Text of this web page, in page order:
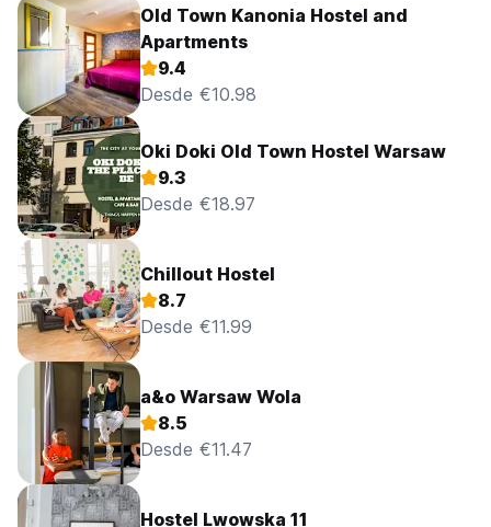
Old Town Kanonia Hostel and
Apartments
9.4
Desde €10.98
Oki Doki Old Town Hostel Warsaw
9.3
Desde €18.97
Chillout Hostel
8.7
Desde €11.99
a&o Warsaw Wola
8.5
Desde €11.47
Hostel Lwowska 11